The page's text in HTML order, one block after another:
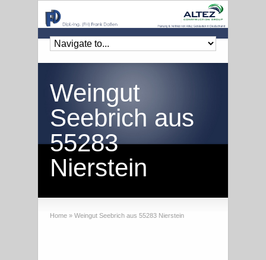
Weingut
Seebrich aus
55283
Nierstein
Home » Weingut Seebrich aus 55283 Nierstein